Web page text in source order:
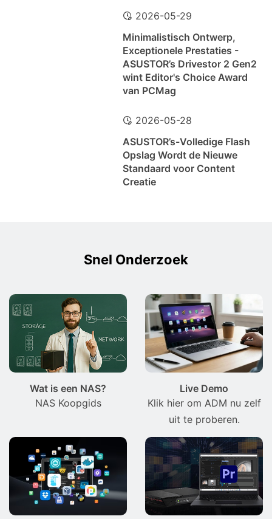
2026-05-29
Minimalistisch Ontwerp,
Exceptionele Prestaties -
ASUSTOR’s Drivestor 2 Gen2
wint Editor's Choice Award
van PCMag
2026-05-28
ASUSTOR’s-Volledige Flash
Opslag Wordt de Nieuwe
Standaard voor Content
Creatie
Snel Onderzoek
Wat is een NAS?
NAS Koopgids
Live Demo
Klik hier om ADM nu zelf
uit te proberen.